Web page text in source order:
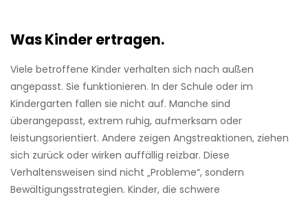
Was Kinder ertragen.
Viele betroffene Kinder verhalten sich nach außen
angepasst. Sie funktionieren. In der Schule oder im
Kindergarten fallen sie nicht auf. Manche sind
überangepasst, extrem ruhig, aufmerksam oder
leistungsorientiert. Andere zeigen Angstreaktionen, ziehen
sich zurück oder wirken auffällig reizbar. Diese
Verhaltensweisen sind nicht „Probleme“, sondern
Bewältigungsstrategien. Kinder, die schwere